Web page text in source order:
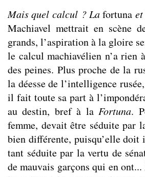
Mais quel calcul ? Lafortuna
Machiavel mettrait en scène
grands, l’aspiration à la gloire
le calcul machiavélien n’a rien
des peines. Plus proche de la
la déesse de l’intelligence
il fait toute sa part à
au destin, bref à laFortuna.
femme, devait être séduite par
bien différente, puisqu’elle doit
tant séduite par la vertu de
de mauvais garçons qui en